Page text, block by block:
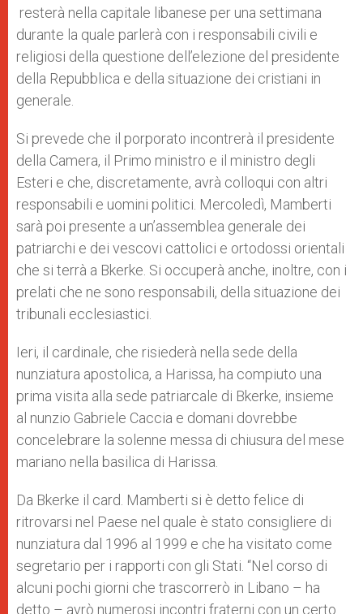
resterà nella capitale libanese per una settimana
durante la quale parlerà con i responsabili civili e
religiosi della questione dell’elezione del presidente
della Repubblica e della situazione dei cristiani in
generale.
Si prevede che il porporato incontrerà il presidente
della Camera, il Primo ministro e il ministro degli
Esteri e che, discretamente, avrà colloqui con altri
responsabili e uomini politici. Mercoledì, Mamberti
sarà poi presente a un’assemblea generale dei
patriarchi e dei vescovi cattolici e ortodossi orientali
che si terrà a Bkerke. Si occuperà anche, inoltre, con i
prelati che ne sono responsabili, della situazione dei
tribunali ecclesiastici.
Ieri, il cardinale, che risiederà nella sede della
nunziatura apostolica, a Harissa, ha compiuto una
prima visita alla sede patriarcale di Bkerke, insieme
al nunzio Gabriele Caccia e domani dovrebbe
concelebrare la solenne messa di chiusura del mese
mariano nella basilica di Harissa.
Da Bkerke il card. Mamberti si è detto felice di
ritrovarsi nel Paese nel quale è stato consigliere di
nunziatura dal 1996 al 1999 e che ha visitato come
segretario per i rapporti con gli Stati. “Nel corso di
alcuni pochi giorni che trascorrerò in Libano – ha
detto – avrò numerosi incontri fraterni con un certo